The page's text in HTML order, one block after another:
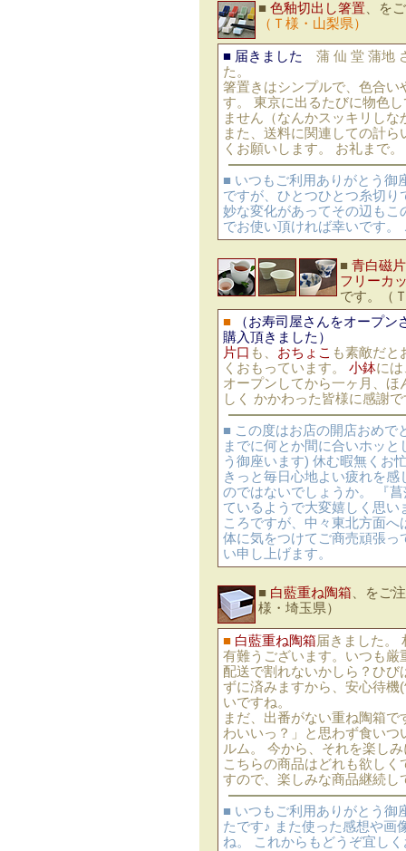
■ 色釉切出し箸置 、を
（Ｔ様・山梨県）
■ 届きました
蒲 仙 堂 蒲地
た。
箸置きはシンプルで、色合
す。 東京に出るたびに物色
ません（なんかスッキリし
また、送料に関連しての計
くお願いします。 お礼まで。
■ いつもご利用ありがとう御
ですが、ひとつひとつ糸切
妙な変化があってその辺も
でお使い頂ければ幸いです
■ 青白磁
フリーカ
です。（
■
（お寿司屋さんをオープ
購入頂きました）
片口 も、 おちょこ も素敵だと
くおもっています。 小鉢に
オープンしてから一ヶ月、
しく かかわった皆様に感謝
■ この度はお店の開店おめで
までに何とか間に合いホッ
う御座います) 休む暇無くお
きっと毎日心地よい疲れを
のではないでしょうか。 『
ているようで大変嬉しく思
ころですが、中々東北方面
体に気をつけてご商売頑張
い申し上げます。
■ 白藍重ね陶箱 、をご
様・埼玉県）
■ 白藍重ね陶箱届きました。
有難うございます。いつも
配送で割れないかしら？ひ
ずに済みますから、安心待機
いですね。
まだ、出番がない重ね陶箱
わいいっ？」と思わず食い
ルム。 今から、それを楽し
こちらの商品はどれも欲し
すので、楽しみな商品継続し
■ いつもご利用ありがとう御
たです♪ また使った感想や画
ね。 これからもどうぞ宜し